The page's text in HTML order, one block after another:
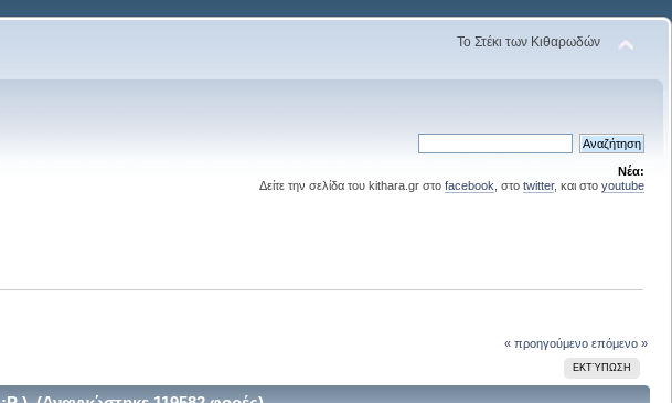
Το Στέκι των Κιθαρωδών
Νέα:
Δείτε την σελίδα του kithara.gr στο facebook , στο twitter, και στο youtube
« προηγούμενο επόμενο »
ΕΚΤΎΠΩΣΗ